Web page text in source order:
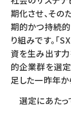
期化させ、その
期的かつ持続
り組みです。「
資を生み出す
的企業群を選
足した一昨年か
選定にあたっ